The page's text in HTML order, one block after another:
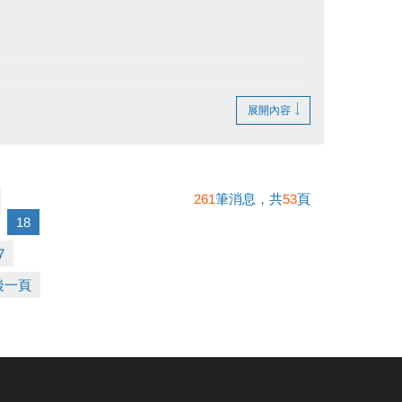
展開內容
18
一頁
261筆消息，共53頁